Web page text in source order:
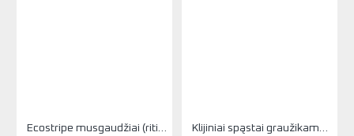
Ecostripe musgaudžiai (ritinėliai) (07031) Klijiniai spąstai graužikams ir vabzdžiams (05099)